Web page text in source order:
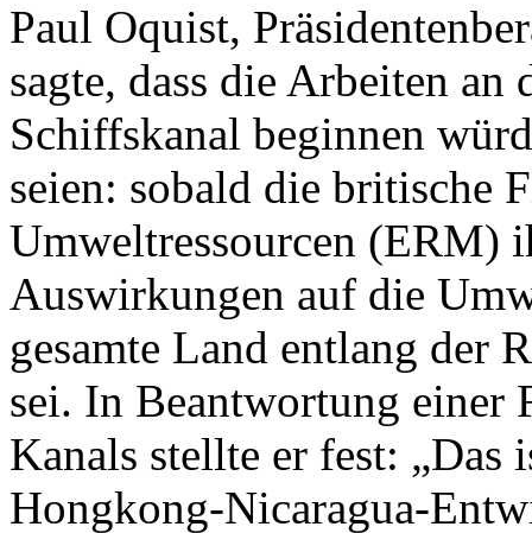
Paul Oquist,
sagte, dass die Arbeiten an
Schiffskanal beginnen
seien: sobald die britische
Umweltressourcen (ERM)
Auswirkungen auf die
gesamte Land entlang der
sei. In Beantwortung einer
Kanals stellte er fest:
Hongkong-Nicaragua-